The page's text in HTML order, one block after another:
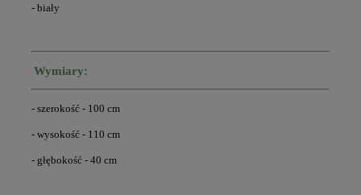
- biały
Wymiary:
- szerokość - 100 cm
- wysokość - 110 cm
- głębokość - 40 cm